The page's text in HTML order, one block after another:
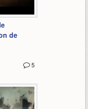
de
5